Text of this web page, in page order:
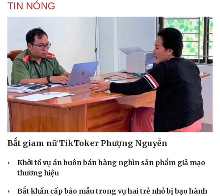
TIN NÓNG
Bắt giam nữ TikToker Phượng Nguyễn
Khởi tố vụ án buôn bán hàng nghìn sản phẩm giả mạo
thương hiệu
Bắt khẩn cấp bảo mẫu trong vụ hai trẻ nhỏ bị bạo hành